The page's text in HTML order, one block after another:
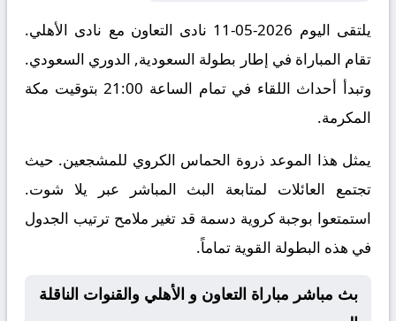
يلتقى اليوم 2026-05-11 نادى التعاون مع نادى الأهلي.
تقام المباراة في إطار بطولة السعودية, الدوري السعودي.
وتبدأ أحداث اللقاء في تمام الساعة 21:00 بتوقيت مكة
المكرمة.
يمثل هذا الموعد ذروة الحماس الكروي للمشجعين. حيث
تجتمع العائلات لمتابعة البث المباشر عبر يلا شوت.
استمتعوا بوجبة كروية دسمة قد تغير ملامح ترتيب الجدول
في هذه البطولة القوية تماماً.
بث مباشر مباراة التعاون و الأهلي والقنوات الناقلة